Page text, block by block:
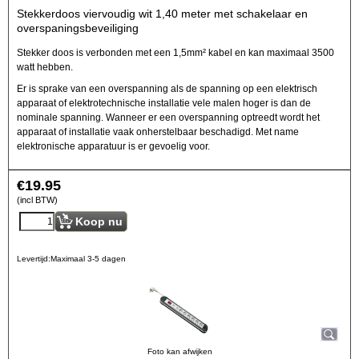
Stekkerdoos viervoudig wit 1,40 meter met schakelaar en
overspaningsbeveiliging
Stekker doos is verbonden met een 1,5mm² kabel en kan maximaal 3500
watt hebben.
Er is sprake van een overspanning als de spanning op een elektrisch
apparaat of elektrotechnische installatie vele malen hoger is dan de
nominale spanning. Wanneer er een overspanning optreedt wordt het
apparaat of installatie vaak onherstelbaar beschadigd. Met name
elektronische apparatuur is er gevoelig voor.
€19.95
(incl BTW)
Koop nu
Levertijd:Maximaal 3-5 dagen
Foto kan afwijken